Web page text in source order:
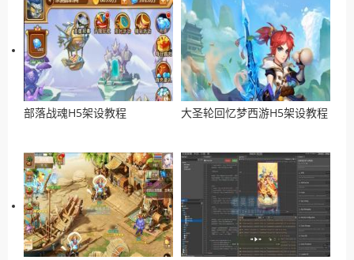
部落战魂H5架设教程 大圣轮回忆梦西游H5架设教程